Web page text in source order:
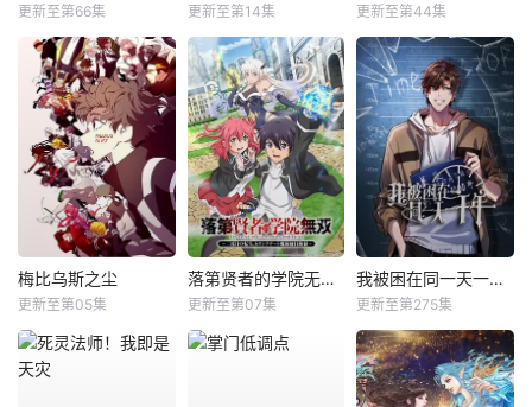
更新至第66集 更新至第14集 更新至第44集
梅比乌斯之尘
更新至第05集
落第贤者的学院无双第二回转生，S等级作弊魔术师冒险记
更新至第07集
我被困在同一天一千年动态漫
更新至第275集